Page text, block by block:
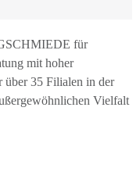
für
mit hoher
über 35 Filialen in der
Vielfalt